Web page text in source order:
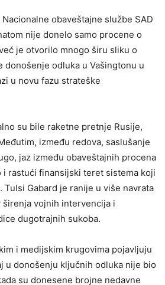
obaveštajne službe SAD
nije donelo samo procene o
je otvorilo mnogo širu sliku o
donošenje odluka u Vašingtonu u
u novu fazu strateške
su bile raketne pretnje Rusije,
između redova, saslušanje
jaz između obaveštajnih procena
i rastući finansijski teret sistema koji
Tulsi Gabard je ranije u više navrata
širenja vojnih intervencija i
dugotrajnih sukoba.
i medijskim krugovima pojavljuju
u donošenju ključnih odluka nije bio
su donesene brojne nedavne